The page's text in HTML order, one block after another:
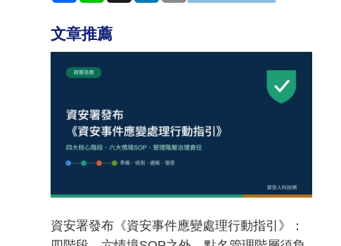
文章推薦
資安署發布《資安事件應變處理行動指引》：